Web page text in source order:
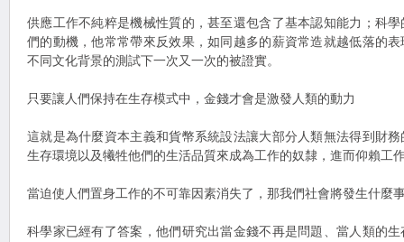
供應工作不純粹是機械性質的，甚至還包含了基本認知能力；科
們的動機，他常常帶來反效果，如同越多的薪資常造就越低落的
不同文化背景的測試下一次又一次的被證實。
只要讓人們保持在生存模式中，金錢才會是激發人類的動力
這就是為什麼資本主義和貨幣系統設法讓大部分人類無法得到財
生存環境以及犧牲他們的生活品質來成為工作的奴隸，進而仰賴工
當迫使人們置身工作的不可靠因素消失了，那我們社會將發生什麼
科學家已經有了答案，他們研究出當金錢不再是問題、當人類的